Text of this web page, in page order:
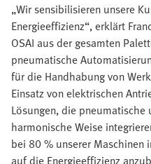
„Wir sensibilisieren unsere
Energieeffizienz“, erklärt
OSAI aus der gesamten
pneumatische
für die Handhabung von
Einsatz von elektrischen
Lösungen, die
harmonische Weise
bei 80 % unserer Maschinen
auf die Energieeffizienz